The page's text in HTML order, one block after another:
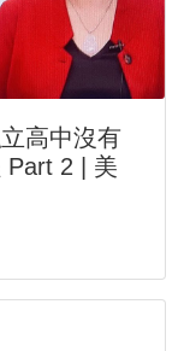
高中沒有
Part 2 | 美